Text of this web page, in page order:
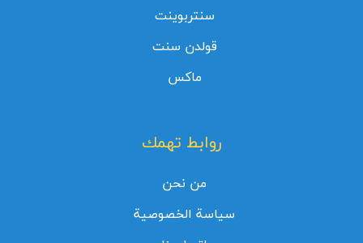
سنتربوينت
قولدن سنت
ماكس
روابط تهمك
من نحن
سياسة الخصوصية